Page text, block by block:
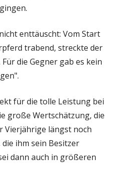
enttäuscht: Vom Start
trabend, streckte der
die Gegner gab es kein
für die tolle Leistung bei
große Wertschätzung, die
Vierjährige längst noch
ihm sein Besitzer
dann auch in größeren